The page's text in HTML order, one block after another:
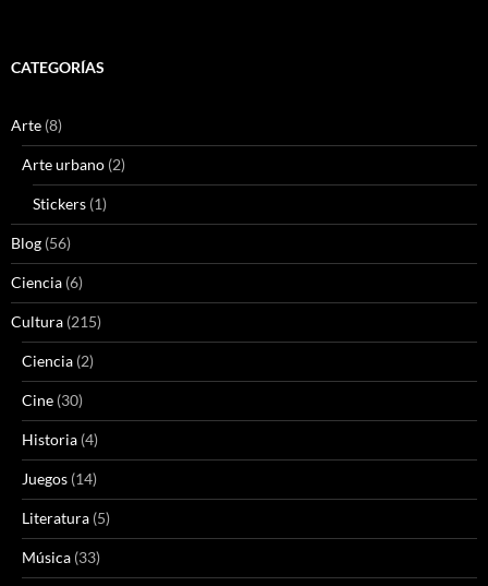
CATEGORÍAS
Arte (8)
Arte urbano (2)
Stickers (1)
Blog (56)
Ciencia (6)
Cultura (215)
Ciencia (2)
Cine (30)
Historia (4)
Juegos (14)
Literatura (5)
Música (33)